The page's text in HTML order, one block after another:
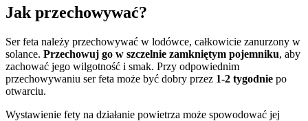
Jak przechowywać?
Ser feta należy przechowywać w lodówce, całkowicie zanurzony w
solance. Przechowuj go w szczelnie zamkniętym pojemniku, aby
zachować jego wilgotność i smak. Przy odpowiednim
przechowywaniu ser feta może być dobry przez 1-2 tygodnie po
otwarciu.
Wystawienie fety na działanie powietrza może spowodować jej